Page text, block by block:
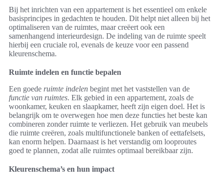
Bij het inrichten van een appartement is het essentieel om enkele
basisprincipes in gedachten te houden. Dit helpt niet alleen bij het
optimaliseren van de ruimtes, maar creëert ook een
samenhangend interieurdesign. De indeling van de ruimte speelt
hierbij een cruciale rol, evenals de keuze voor een passend
kleurenschema.
Ruimte indelen en functie bepalen
Een goede ruimte indelen begint met het vaststellen van de
functie van ruimtes. Elk gebied in een appartement, zoals de
woonkamer, keuken en slaapkamer, heeft zijn eigen doel. Het is
belangrijk om te overwegen hoe men deze functies het beste kan
combineren zonder ruimte te verliezen. Het gebruik van meubels
die ruimte creëren, zoals multifunctionele banken of eettafelsets,
kan enorm helpen. Daarnaast is het verstandig om looproutes
goed te plannen, zodat alle ruimtes optimaal bereikbaar zijn.
Kleurenschema’s en hun impact